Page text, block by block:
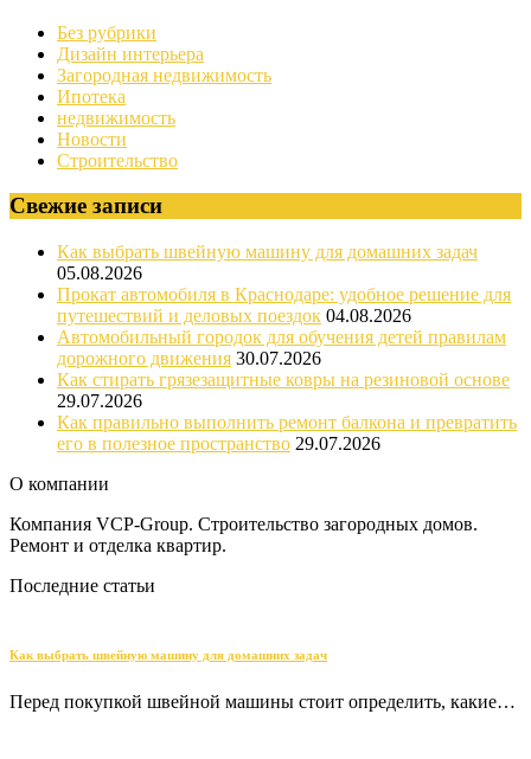
Без рубрики
Дизайн интерьера
Загородная недвижимость
Ипотека
недвижимость
Новости
Строительство
Свежие записи
Как выбрать швейную машину для домашних задач
05.08.2026
Прокат автомобиля в Краснодаре: удобное решение для
путешествий и деловых поездок 04.08.2026
Автомобильный городок для обучения детей правилам
дорожного движения 30.07.2026
Как стирать грязезащитные ковры на резиновой основе
29.07.2026
Как правильно выполнить ремонт балкона и превратить
его в полезное пространство 29.07.2026
О компании
Компания VCP-Group. Строительство загородных домов.
Ремонт и отделка квартир.
Последние статьи
Как выбрать швейную машину для домашних задач
Перед покупкой швейной машины стоит определить, какие…